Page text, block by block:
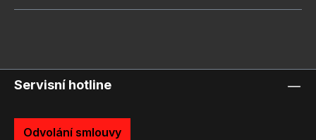
Servisní hotline
Odvolání smlouvy